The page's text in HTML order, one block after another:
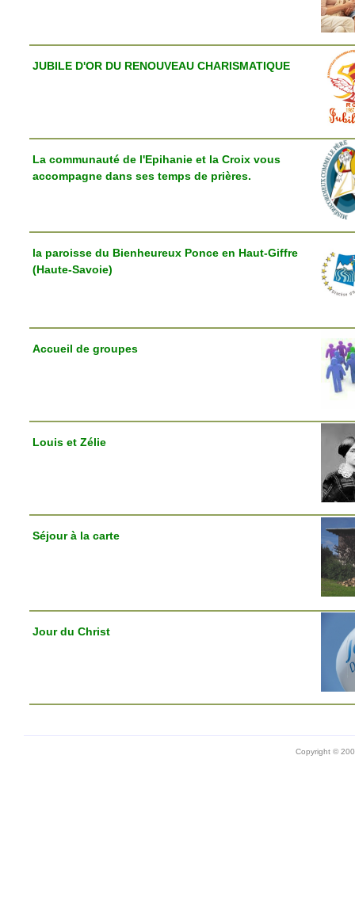
JUBILE D'OR DU RENOUVEAU CHARISMATIQUE
La communauté de l'Epihanie et la Croix vous
accompagne dans ses temps de prières.
la paroisse du Bienheureux Ponce en Haut-Giffre
(Haute-Savoie)
Accueil de groupes
Louis et Zélie
Séjour à la carte
Jour du Christ
Copyright ©